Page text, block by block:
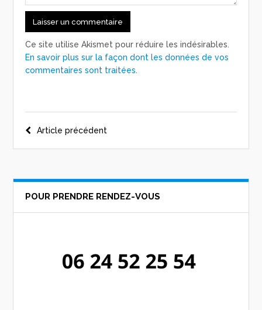
Ce site utilise Akismet pour réduire les indésirables.
En savoir plus sur la façon dont les données de vos
commentaires sont traitées.
Navigation
de
Article précédent
POUR PRENDRE RENDEZ-VOUS